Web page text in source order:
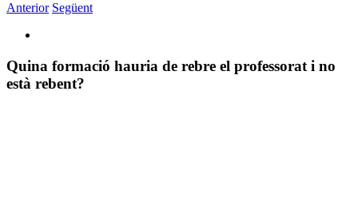
Anterior Següent
Image
Quina formació hauria de rebre el professorat i no
està rebent?